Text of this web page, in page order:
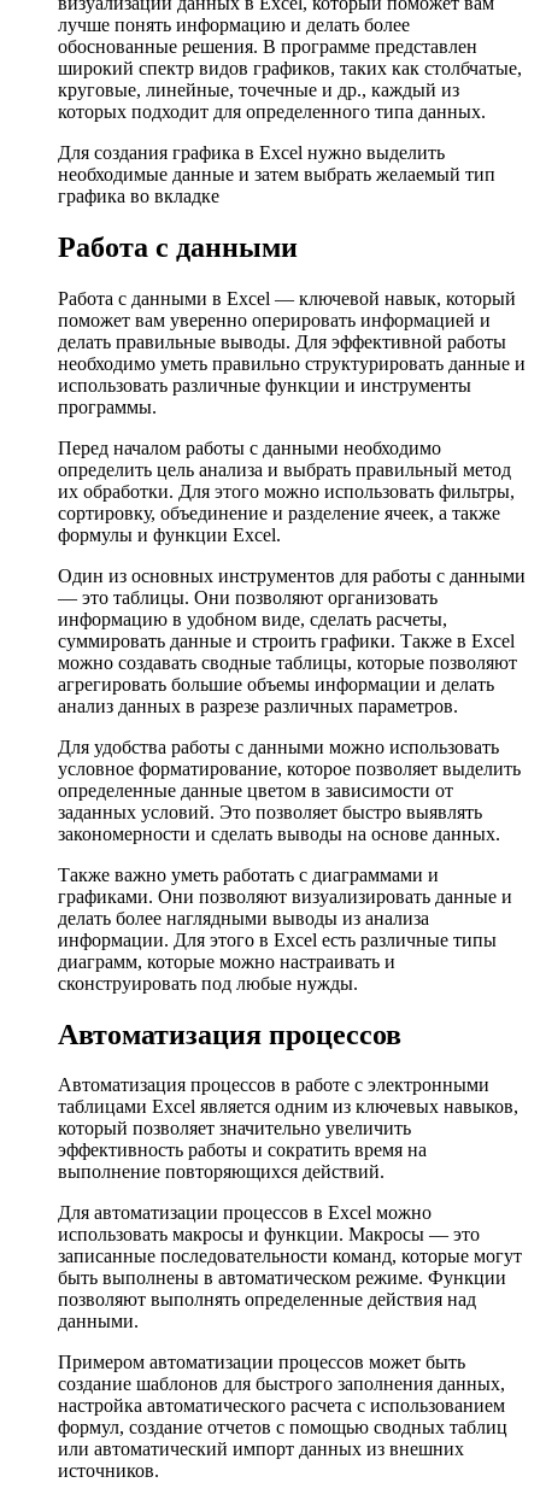
лучше понять информацию и делать более
обоснованные решения. В программе представлен
широкий спектр видов графиков, таких как столбчатые,
круговые, линейные, точечные и др., каждый из
которых подходит для определенного типа данных.
Для создания графика в Excel нужно выделить
необходимые данные и затем выбрать желаемый тип
графика во вкладке
Работа с данными
Работа с данными в Excel — ключевой навык, который
поможет вам уверенно оперировать информацией и
делать правильные выводы. Для эффективной работы
необходимо уметь правильно структурировать данные и
использовать различные функции и инструменты
программы.
Перед началом работы с данными необходимо
определить цель анализа и выбрать правильный метод
их обработки. Для этого можно использовать фильтры,
сортировку, объединение и разделение ячеек, а также
формулы и функции Excel.
Один из основных инструментов для работы с данными
— это таблицы. Они позволяют организовать
информацию в удобном виде, сделать расчеты,
суммировать данные и строить графики. Также в Excel
можно создавать сводные таблицы, которые позволяют
агрегировать большие объемы информации и делать
анализ данных в разрезе различных параметров.
Для удобства работы с данными можно использовать
условное форматирование, которое позволяет выделить
определенные данные цветом в зависимости от
заданных условий. Это позволяет быстро выявлять
закономерности и сделать выводы на основе данных.
Также важно уметь работать с диаграммами и
графиками. Они позволяют визуализировать данные и
делать более наглядными выводы из анализа
информации. Для этого в Excel есть различные типы
диаграмм, которые можно настраивать и
сконструировать под любые нужды.
Автоматизация процессов
Автоматизация процессов в работе с электронными
таблицами Excel является одним из ключевых навыков,
который позволяет значительно увеличить
эффективность работы и сократить время на
выполнение повторяющихся действий.
Для автоматизации процессов в Excel можно
использовать макросы и функции. Макросы — это
записанные последовательности команд, которые могут
быть выполнены в автоматическом режиме. Функции
позволяют выполнять определенные действия над
данными.
Примером автоматизации процессов может быть
создание шаблонов для быстрого заполнения данных,
настройка автоматического расчета с использованием
формул, создание отчетов с помощью сводных таблиц
или автоматический импорт данных из внешних
источников.